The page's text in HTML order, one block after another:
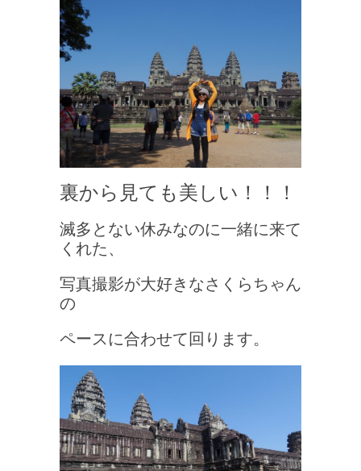
裏から見ても美しい！！！
滅多とない休みなのに一緒に来て
くれた、
写真撮影が大好きなさくらちゃん
の
ペースに合わせて回ります。